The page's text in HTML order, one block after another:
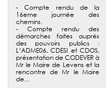
- Compte rendu de la
16eme journée des
chemins.
- Compte rendu des
démarches faites auprès
des pouvoirs publics :
L’ADME06, CDESI et CDOS,
présentation de CODEVER à
Mr le Maire de Levens et la
rencontre de Mr le Maire
de...